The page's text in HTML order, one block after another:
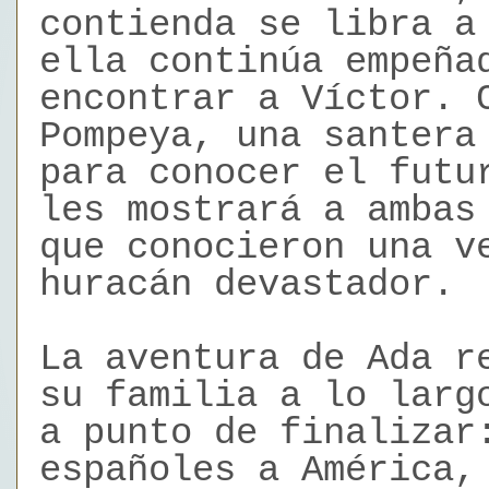
contienda se libra a
ella continúa
encontrar a Víctor.
Pompeya, una
para conocer el
les mostrará a
que conocieron una
huracán devastador.
La aventura de Ada
su familia a lo
a punto de
españoles a